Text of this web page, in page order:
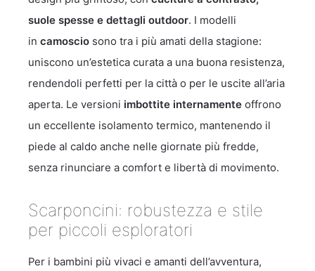
suole spesse e dettagli outdoor. I modelli
in camoscio sono tra i più amati della stagione:
uniscono un’estetica curata a una buona resistenza,
rendendoli perfetti per la città o per le uscite all’aria
aperta. Le versioni imbottite internamente offrono
un eccellente isolamento termico, mantenendo il
piede al caldo anche nelle giornate più fredde,
senza rinunciare a comfort e libertà di movimento.
Scarponcini: robustezza e stile
per piccoli esploratori
Per i bambini più vivaci e amanti dell’avventura,